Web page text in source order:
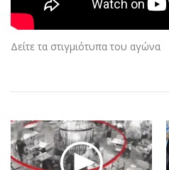
Αθλητισμός
Κύπρος
Ελλάδα
Κληρώσεις Allwyn
Οικονομία
Real Estate
Δείτε τα στιγμιότυπα του αγώνα